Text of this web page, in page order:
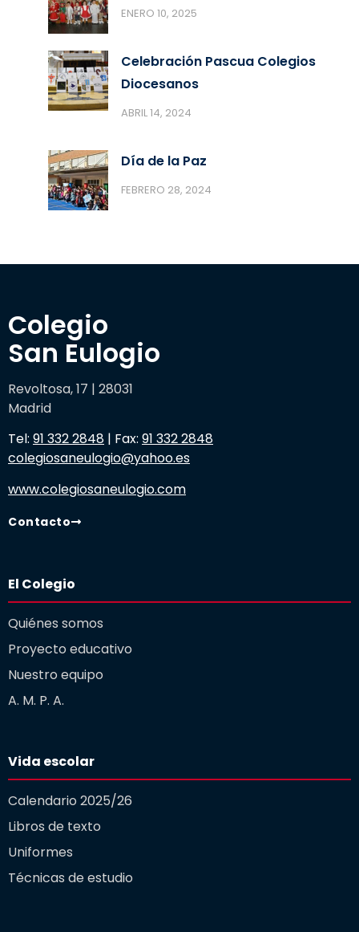
ENERO 10, 2025
Celebración Pascua Colegios
Diocesanos
ABRIL 14, 2024
Día de la Paz
FEBRERO 28, 2024
Colegio
San Eulogio
Revoltosa, 17 | 28031
Madrid
Tel: 91 332 2848 | Fax: 91 332 2848
colegiosaneulogio@yahoo.es
www.colegiosaneulogio.com
Contacto
El Colegio
Quiénes somos
Proyecto educativo
Nuestro equipo
A. M. P. A.
Vida escolar
Calendario 2025/26
Libros de texto
Uniformes
Técnicas de estudio